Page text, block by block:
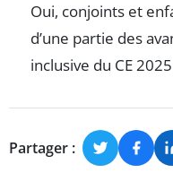
Oui, conjoints et
d’une partie des
inclusive du CE
Partager :